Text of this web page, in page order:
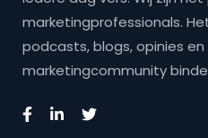
marketingprofessionals.
podcasts, blogs, opinies
marketingcommunity